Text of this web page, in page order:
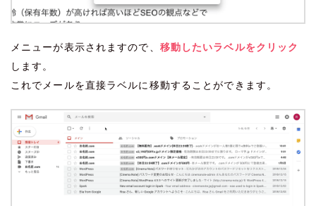
メニューが表示されますので、 移動したいラベルをクリック
します。
これでメールを直接ラベルに移動することができます。